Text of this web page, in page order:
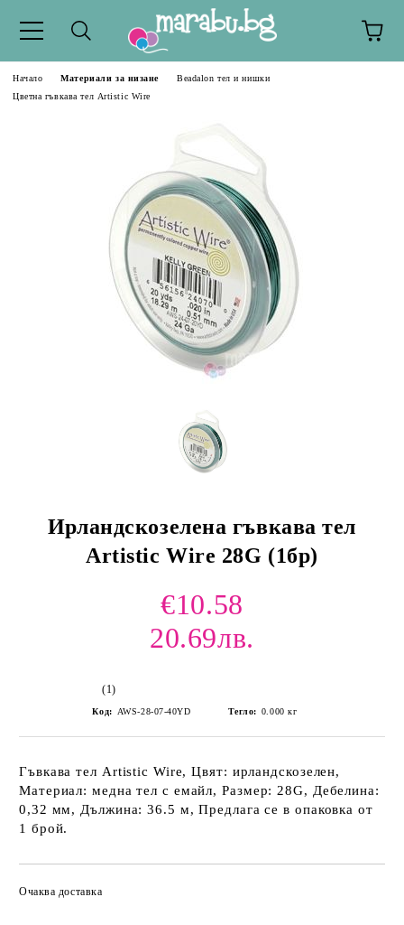
Начало Материали за низане
Beadalon тел и нишки
Цветна гъвкава тел Artistic Wire
Ирландскозелена гъвкава тел
Artistic Wire 28G (1бр)
€10.58
20.69лв.
(1)
Код: AWS-28-07-40YD Тегло: 0.000 кг
Гъвкава тел Artistic Wire, Цвят: ирландскозелен,
Материал: медна тел с емайл, Размер: 28G, Дебелина:
0,32 мм, Дължина: 36.5 м, Предлага се в опаковка от
1 брой.
Очаква доставка